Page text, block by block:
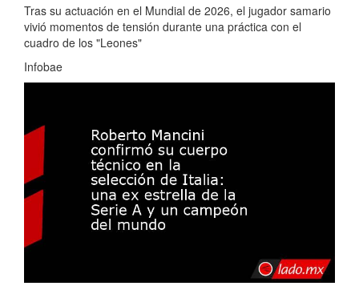
Tras su actuación en el Mundial de 2026, el jugador samario
vivió momentos de tensión durante una práctica con el
cuadro de los "Leones"
Infobae